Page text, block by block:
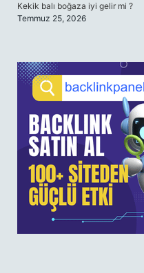
Kekik balı boğaza iyi gelir mi ?
Temmuz 25, 2026